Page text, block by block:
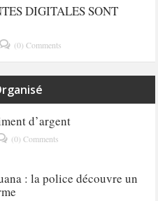
DIGITALES SONT
(0) Comments
d’argent
(0) Comments
: la police découvre un